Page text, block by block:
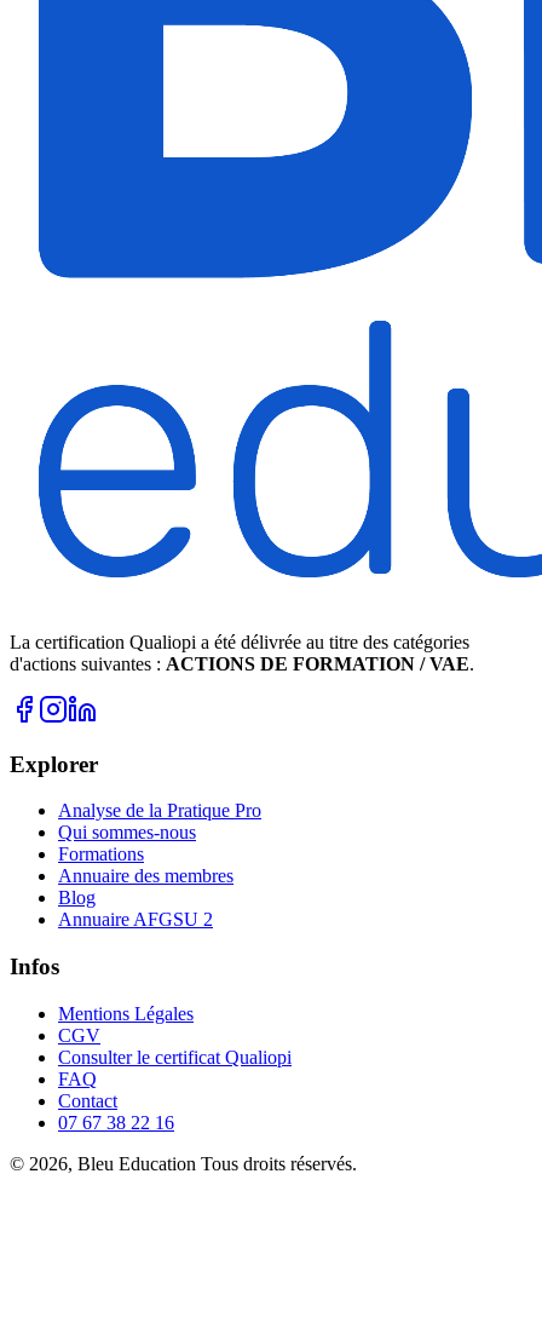
La certification Qualiopi a été délivrée au titre des catégories
d'actions suivantes : ACTIONS DE FORMATION / VAE.
Explorer
Analyse de la Pratique Pro
Qui sommes-nous
Formations
Annuaire des membres
Blog
Annuaire AFGSU 2
Infos
Mentions Légales
CGV
Consulter le certificat Qualiopi
FAQ
Contact
07 67 38 22 16
© 2026, Bleu Education Tous droits réservés.